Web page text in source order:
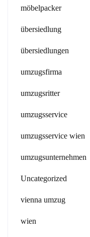
möbelpacker
übersiedlung
übersiedlungen
umzugsfirma
umzugsritter
umzugsservice
umzugsservice wien
umzugsunternehmen
Uncategorized
vienna umzug
wien